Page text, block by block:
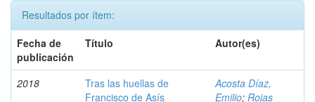
Resultados por ítem:
Fecha de
publicación
Título Autor(es)
2018
Tras las huellas de
Francisco de Asís
Acosta Díaz,
Emilio; Rojas